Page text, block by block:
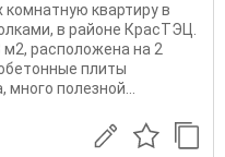
квартиру в
в районе КрасТЭЦ.
расположена на 2
плиты
полезной...